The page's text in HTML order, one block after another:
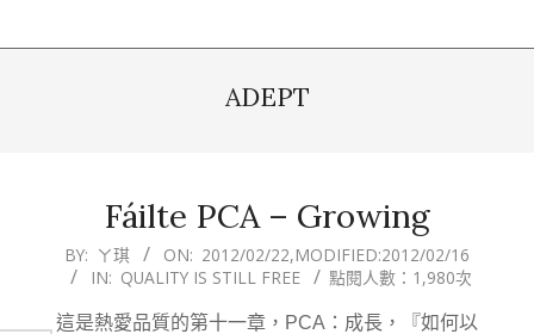
ADEPT
Fáilte PCA – Growing
2012-
02-
22
BY: ㄚ琪 ON: 2012/02/22,MODIFIED:2012/02/16
IN: QUALITY IS STILL FREE 點閱人數：1,980次
這是熱愛品質的第十一章，PCA：成長，『如何以